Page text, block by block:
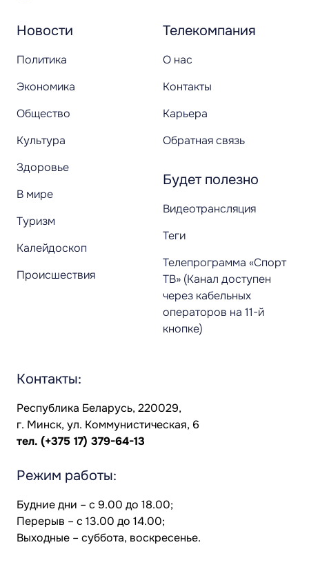
Новости
Политика
Экономика
Общество
Культура
Здоровье
В мире
Туризм
Калейдоскоп
Происшествия
Телекомпания
О нас
Контакты
Карьера
Обратная связь
Будет полезно
Видеотрансляция
Теги
Телепрограмма «Спорт
ТВ» (Канал доступен
через кабельных
операторов на 11-й
кнопке)
Контакты:
Республика Беларусь, 220029,
г. Минск, ул. Коммунистическая, 6
тел. (+375 17) 379-64-13
Режим работы:
Будние дни – с 9.00 до 18.00;
Перерыв – с 13.00 до 14.00;
Выходные – суббота, воскресенье.